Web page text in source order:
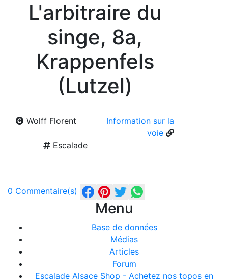
L'arbitraire du
singe, 8a,
Krappenfels
(Lutzel)
Wolff Florent
Information sur la
voie
Escalade
0 Commentaire(s)
Menu
Base de données
Médias
Articles
Forum
Escalade Alsace Shop - Achetez nos topos en